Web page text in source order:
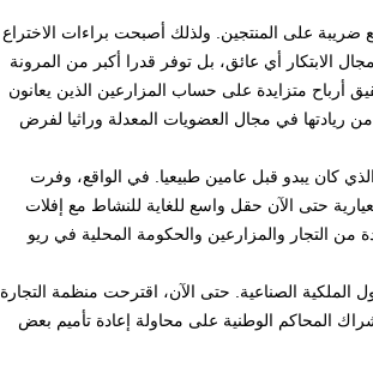
ضريبة على المنتجين. ولذلك أصبحت براءات الاختراع
الابتكار أي عائق، بل توفر قدرا أكبر من المرونة
أرباح متزايدة على حساب المزارعين الذين يعانون
ريادتها في مجال العضويات المعدلة وراثيا لفرض
كان يبدو قبل عامين طبيعيا. في الواقع، وفرت
حتى الآن حقل واسع للغاية للنشاط مع إفلات
التجار والمزارعين والحكومة المحلية في ريو
الملكية الصناعية. حتى الآن، اقترحت منظمة التجارة
المحاكم الوطنية على محاولة إعادة تأميم بعض